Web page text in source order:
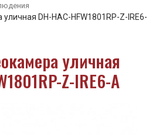
уличная DH-HAC-HFW1801RP-Z-IRE6-
уличная
Z-IRE6-A